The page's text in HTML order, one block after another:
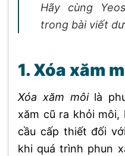
Hãy cùng
trong bài viết
1. Xóa xăm
Xóa xăm môilà
xăm cũ ra khỏi môi,
cầu cấp thiết đối
khi quá trình phun